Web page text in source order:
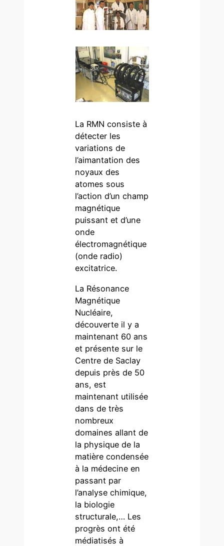
La RMN consiste à
détecter les
variations de
l’aimantation des
noyaux des
atomes sous
l’action d’un champ
magnétique
puissant et d’une
onde
électromagnétique
(onde radio)
excitatrice.
La Résonance
Magnétique
Nucléaire,
découverte il y a
maintenant 60 ans
et présente sur le
Centre de Saclay
depuis près de 50
ans, est
maintenant utilisée
dans de très
nombreux
domaines allant de
la physique de la
matière condensée
à la médecine en
passant par
l’analyse chimique,
la biologie
structurale,… Les
progrès ont été
médiatisés à